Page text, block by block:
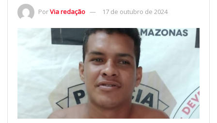
PorVia redação 17 de outubro de 2024